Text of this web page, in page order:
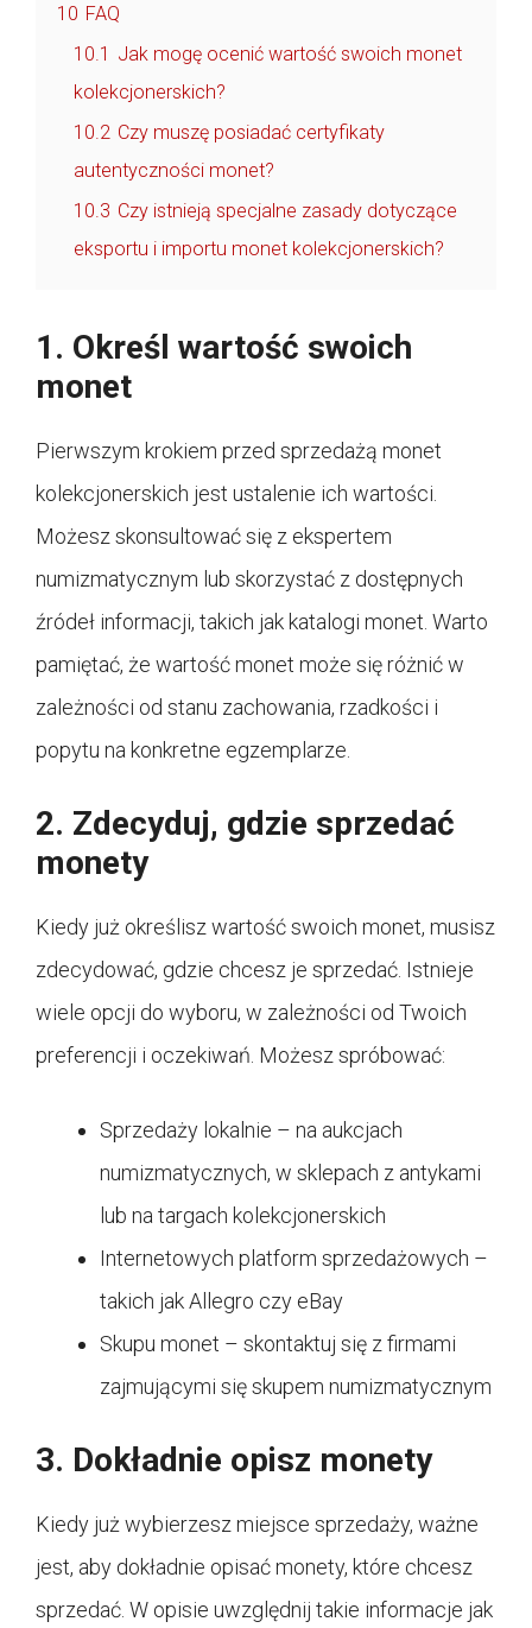
10 FAQ
10.1 Jak mogę ocenić wartość swoich monet
kolekcjonerskich?
10.2 Czy muszę posiadać certyfikaty
autentyczności monet?
10.3 Czy istnieją specjalne zasady dotyczące
eksportu i importu monet kolekcjonerskich?
1. Określ wartość swoich
monet
Pierwszym krokiem przed sprzedażą monet
kolekcjonerskich jest ustalenie ich wartości.
Możesz skonsultować się z ekspertem
numizmatycznym lub skorzystać z dostępnych
źródeł informacji, takich jak katalogi monet. Warto
pamiętać, że wartość monet może się różnić w
zależności od stanu zachowania, rzadkości i
popytu na konkretne egzemplarze.
2. Zdecyduj, gdzie sprzedać
monety
Kiedy już określisz wartość swoich monet, musisz
zdecydować, gdzie chcesz je sprzedać. Istnieje
wiele opcji do wyboru, w zależności od Twoich
preferencji i oczekiwań. Możesz spróbować:
Sprzedaży lokalnie – na aukcjach
numizmatycznych, w sklepach z antykami
lub na targach kolekcjonerskich
Internetowych platform sprzedażowych –
takich jak Allegro czy eBay
Skupu monet – skontaktuj się z firmami
zajmującymi się skupem numizmatycznym
3. Dokładnie opisz monety
Kiedy już wybierzesz miejsce sprzedaży, ważne
jest, aby dokładnie opisać monety, które chcesz
sprzedać. W opisie uwzględnij takie informacje jak